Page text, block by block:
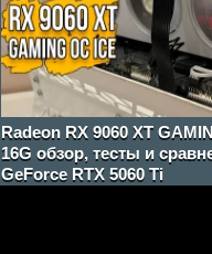
Radeon RX 9060 XT
16G обзор, тесты и
GeForce RTX 5060 Ti